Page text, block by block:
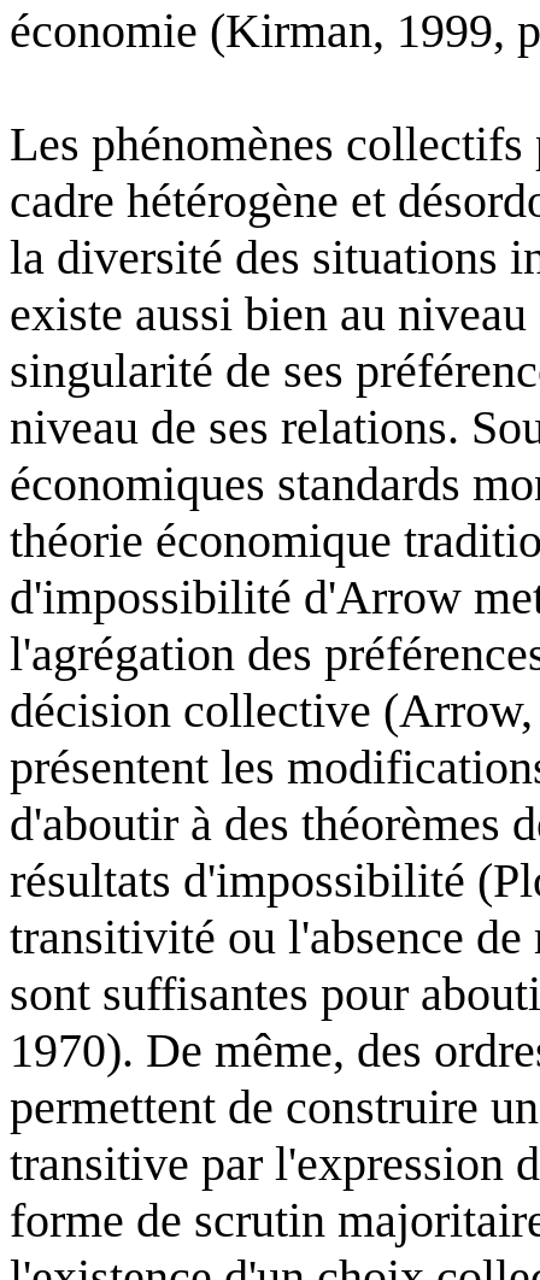
économie (Kirman, 1999,
Les phénomènes collectifs
cadre hétérogène et
la diversité des situations
existe aussi bien au
singularité de ses
niveau de ses relations.
économiques standards
théorie économique
d'impossibilité d'Arrow
l'agrégation des
décision collective
présentent les
d'aboutir à des théorèmes
résultats d'impossibilité
transitivité ou l'absence
sont suffisantes pour
1970). De même, des
permettent de construire
transitive par l'expression
forme de scrutin